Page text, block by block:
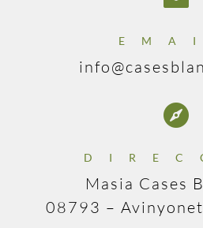

Masia Cases
08793 –